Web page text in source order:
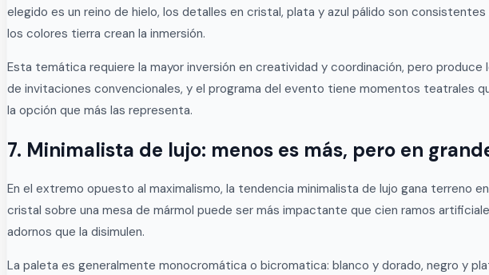
elegido es un reino de hielo, los detalles en cristal, plata y azul pálido son
los colores tierra crean la inmersión.
Esta temática requiere la mayor inversión en creatividad y coordinación, pero
de invitaciones convencionales, y el programa del evento tiene momentos teatrales
la opción que más las representa.
7. Minimalista de lujo: menos es más, pero en
En el extremo opuesto al maximalismo, la tendencia minimalista de lujo gana terreno
cristal sobre una mesa de mármol puede ser más impactante que cien ramos
adornos que la disimulen.
La paleta es generalmente monocromática o bicromatica: blanco y dorado, negro y